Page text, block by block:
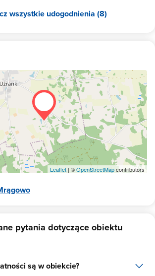
wszystkie udogodnienia (8)
Leaflet | ©OpenStreetMapcontributors
pytania dotyczące obiektu
są w obiekcie?